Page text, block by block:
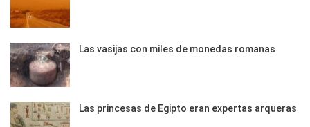
Las vasijas con miles de monedas romanas
Las princesas de Egipto eran expertas arqueras